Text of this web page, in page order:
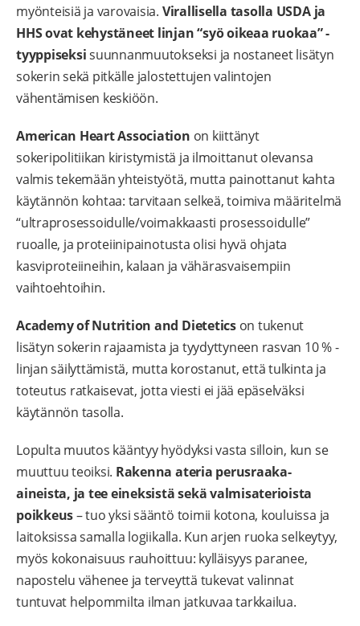
myönteisiä ja varovaisia. Virallisella tasolla USDA ja
HHS ovat kehystäneet linjan “syö oikeaa ruokaa” -
tyyppiseksisuunnanmuutokseksi ja nostaneet lisätyn
sokerin sekä pitkälle jalostettujen valintojen
vähentämisen keskiöön.
American Heart Association on kiittänyt
sokeripolitiikan kiristymistä ja ilmoittanut olevansa
valmis tekemään yhteistyötä, mutta painottanut kahta
käytännön kohtaa: tarvitaan selkeä, toimiva määritelmä
“ultraprosessoidulle/voimakkaasti prosessoidulle”
ruoalle, ja proteiinipainotusta olisi hyvä ohjata
kasviproteiineihin, kalaan ja vähärasvaisempiin
vaihtoehtoihin.
Academy of Nutrition and Dieteticson tukenut
lisätyn sokerin rajaamista ja tyydyttyneen rasvan 10 % -
linjan säilyttämistä, mutta korostanut, että tulkinta ja
toteutus ratkaisevat, jotta viesti ei jää epäselväksi
käytännön tasolla.
Lopulta muutos kääntyy hyödyksi vasta silloin, kun se
muuttuu teoiksi. Rakenna ateria perusraaka-
aineista, ja tee eineksistä sekä valmisaterioista
poikkeus– tuo yksi sääntö toimii kotona, kouluissa ja
laitoksissa samalla logiikalla. Kun arjen ruoka selkeytyy,
myös kokonaisuus rauhoittuu: kylläisyys paranee,
napostelu vähenee ja terveyttä tukevat valinnat
tuntuvat helpommilta ilman jatkuvaa tarkkailua.